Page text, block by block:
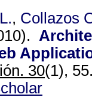
, Collazos
30(1),